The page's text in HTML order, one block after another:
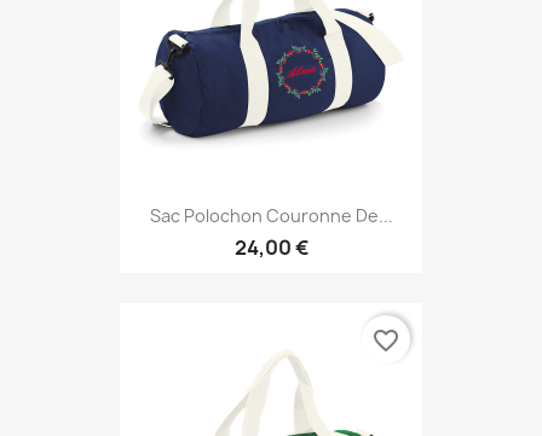
Sac Polochon Couronne De...
24,00 €
favorite_border